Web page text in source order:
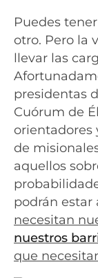
Puedes
otro. Pero la
llevar las
presidentas
Cuórum de
orientadores
de
aquellos
podrán estar
necesitan
nuestros
que